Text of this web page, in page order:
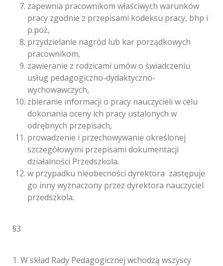
zapewnia pracownikom właściwych warunków
pracy zgodnie z przepisami kodeksu pracy, bhp i
p.poż,
przydzielanie nagród lub kar porządkowych
pracownikom,
zawieranie z rodzicami umów o świadczeniu
usług pedagogiczno-dydaktyczno-
wychowawczych,
zbieranie informacji o pracy nauczycieli w celu
dokonania oceny ich pracy ustalonych w
odrębnych przepisach,
prowadzenie i przechowywanie określonej
szczegółowymi przepisami dokumentacji
działalności Przedszkola.
w przypadku nieobecności dyrektora zastępuje
go inny wyznaczony przez dyrektora nauczyciel
przedszkola.
§3
1. W skład Rady Pedagogicznej wchodzą wszyscy